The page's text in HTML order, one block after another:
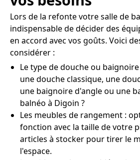
Lors de la refonte votre salle de
indispensable de décider des
en accord avec vos goûts. Voici
considérer :
Le type de douche ou
une douche classique, une
une baignoire d'angle ou une
balnéo à Digoin ?
Les meubles de rangement :
fonction avec la taille de votre
articles à stocker pour tirer le
l'espace.